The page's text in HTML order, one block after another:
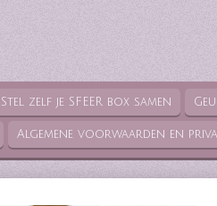
Stel zelf je SFEER box samen
Algemene voorwaarden en